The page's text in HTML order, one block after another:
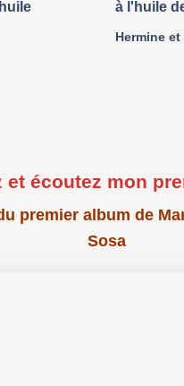
Hermine et
et écoutez mon
premier album de
Sosa